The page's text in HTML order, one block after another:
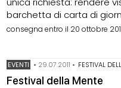
barchetta di carta di
consegna entro il 20 ottobre
EVENTI • 29.07.2011 • FESTIVAL
Festival della Mente